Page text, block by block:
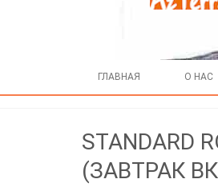
ГЛАВНАЯ О НАС
(ЗАВТРАК